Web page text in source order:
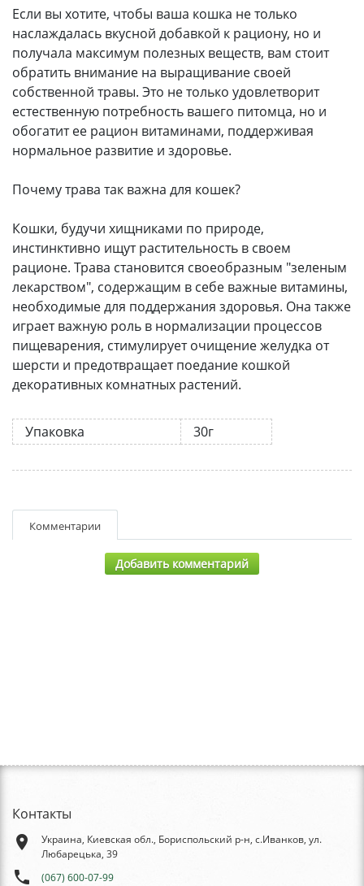
Если вы хотите, чтобы ваша кошка не только
наслаждалась вкусной добавкой к рациону, но и
получала максимум полезных веществ, вам стоит
обратить внимание на выращивание своей
собственной травы. Это не только удовлетворит
естественную потребность вашего питомца, но и
обогатит ее рацион витаминами, поддерживая
нормальное развитие и здоровье.
Почему трава так важна для кошек?
Кошки, будучи хищниками по природе,
инстинктивно ищут растительность в своем
рационе. Трава становится своеобразным "зеленым
лекарством", содержащим в себе важные витамины,
необходимые для поддержания здоровья. Она также
играет важную роль в нормализации процессов
пищеварения, стимулирует очищение желудка от
шерсти и предотвращает поедание кошкой
декоративных комнатных растений.
Упаковка 30г
Комментарии
Добавить комментарий
Контакты
place
Украина, Киевская обл., Бориспольский р-н, с.Иванков, ул.
Любарецька, 39
phone (067) 600-07-99